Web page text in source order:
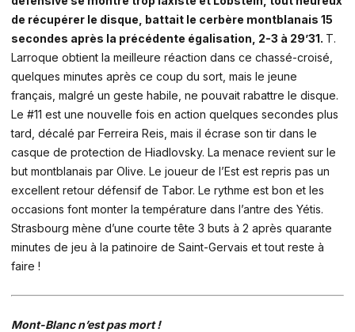
de récupérer le disque, battait le cerbère montblanais 15
secondes après la précédente égalisation, 2-3 à 29’31. T.
Larroque obtient la meilleure réaction dans ce chassé-croisé,
quelques minutes après ce coup du sort, mais le jeune
français, malgré un geste habile, ne pouvait rabattre le disque.
Le #11 est une nouvelle fois en action quelques secondes plus
tard, décalé par Ferreira Reis, mais il écrase son tir dans le
casque de protection de Hiadlovsky. La menace revient sur le
but montblanais par Olive. Le joueur de l’Est est repris pas un
excellent retour défensif de Tabor. Le rythme est bon et les
occasions font monter la température dans l’antre des Yétis.
Strasbourg mène d’une courte tête 3 buts à 2 après quarante
minutes de jeu à la patinoire de Saint-Gervais et tout reste à
faire !
Mont-Blanc n’est pas mort !